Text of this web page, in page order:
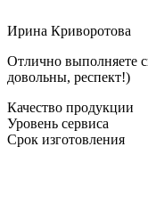
Ирина Криворотова
Отлично выполняете
довольны, респект!)
Качество продукции
Уровень сервиса
Срок изготовления